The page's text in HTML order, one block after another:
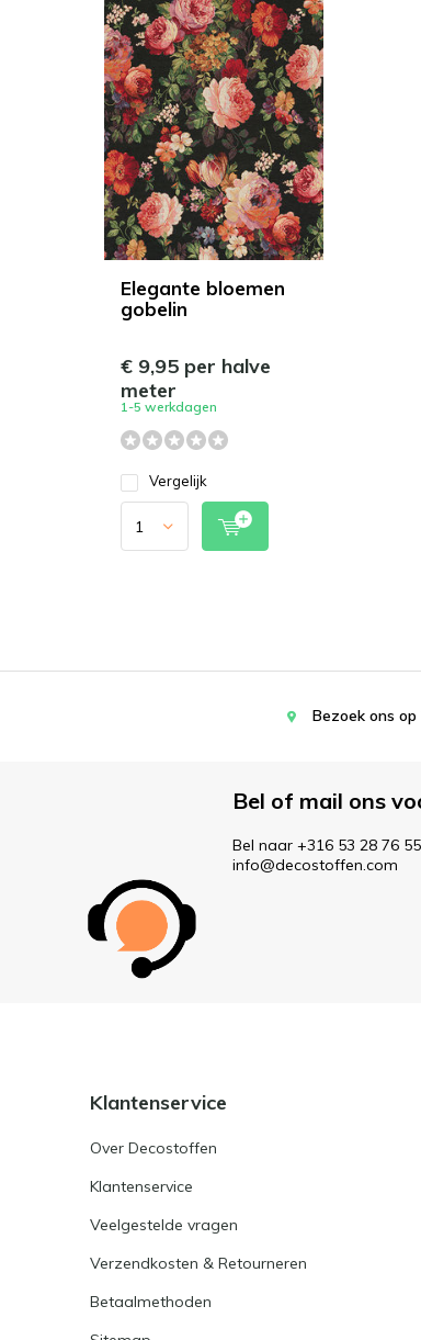
Elegante bloemen
gobelin
€ 9,95 per halve
meter
1-5 werkdagen
Vergelijk
Bezoek ons
Bel of mail ons
Bel naar +316 53 28 76
info@decostoffen.com
Klantenservice
Over Decostoffen
Klantenservice
Veelgestelde vragen
Verzendkosten & Retourneren
Betaalmethoden